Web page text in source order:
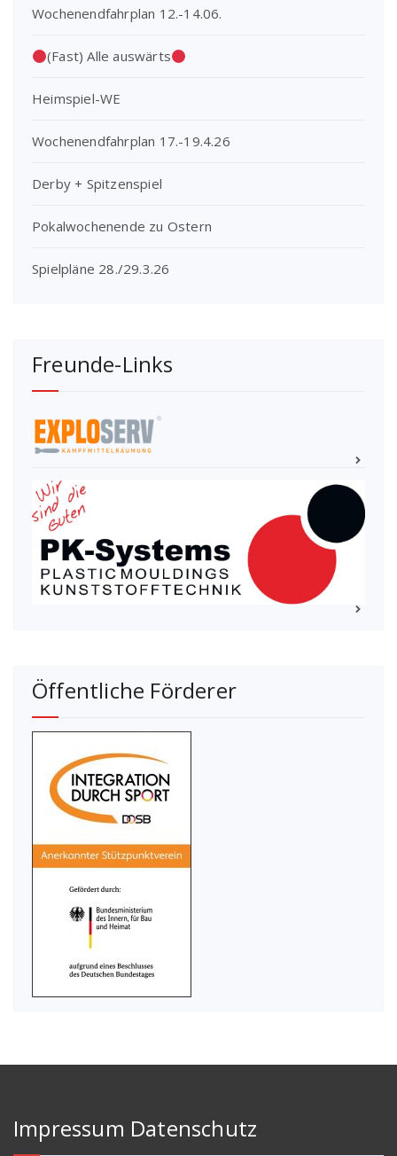
Wochenendfahrplan 12.-14.06.
(Fast) Alle auswärts
Heimspiel-WE
Wochenendfahrplan 17.-19.4.26
Derby + Spitzenspiel
Pokalwochenende zu Ostern
Spielpläne 28./29.3.26
Freunde-Links
Öffentliche Förderer
Impressum Datenschutz